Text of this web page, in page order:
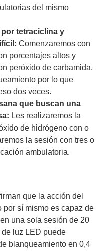
del mismo
tetraciclina y
Comenzaremos con
porcentajes altos y
peróxido de carbamida.
por lo que
dos veces.
que buscan una
Les realizaremos la
de hidrógeno con o
la sesión con tres o
ambulatoria.
que la acción del
por sí mismo es capaz de
una sola sesión de 20
luz LED puede
blanqueamiento en 0,4